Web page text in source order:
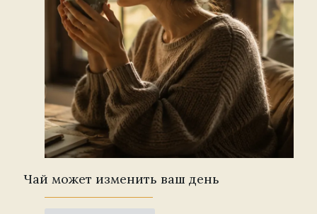
Чай может изменить ваш день